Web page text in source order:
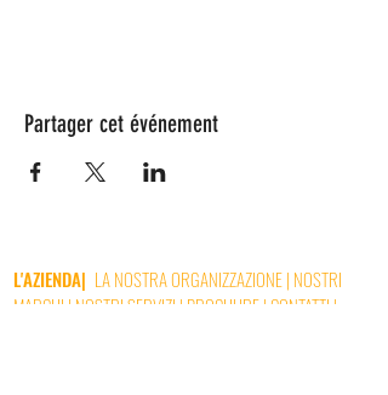
Partager cet événement
L'AZIENDA| LA NOSTRA ORGANIZZAZIONE| NOSTRI
MARCHI | NOSTRI SERVIZI | BROCHURE|CONTATTI |